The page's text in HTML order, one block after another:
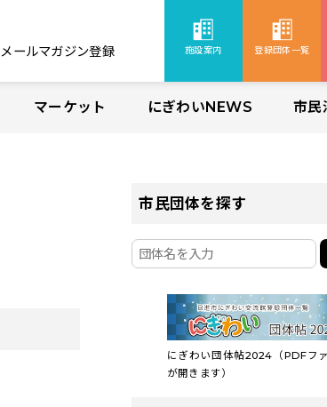
メールマガジン登録 施設案内 登録団体一覧
マーケット にぎわいNEWS 市民
市民団体を探す
にぎわい団体帖2024（PDFフ
が開きます）